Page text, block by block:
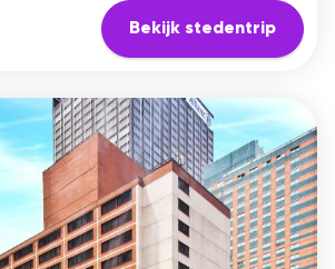
Bekijk stedentrip